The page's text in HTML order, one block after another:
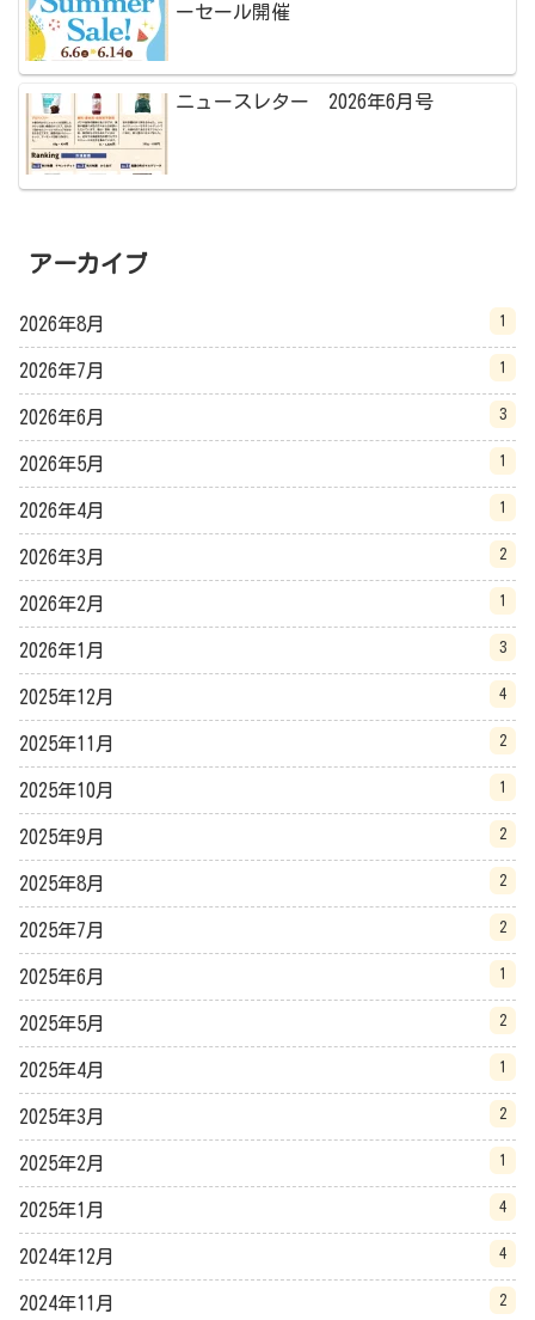
ーセール開催
ニュースレター 2026年6月号
アーカイブ
2026年8月 1
2026年7月 1
2026年6月 3
2026年5月 1
2026年4月 1
2026年3月 2
2026年2月 1
2026年1月 3
2025年12月 4
2025年11月 2
2025年10月 1
2025年9月 2
2025年8月 2
2025年7月 2
2025年6月 1
2025年5月 2
2025年4月 1
2025年3月 2
2025年2月 1
2025年1月 4
2024年12月 4
2024年11月 2